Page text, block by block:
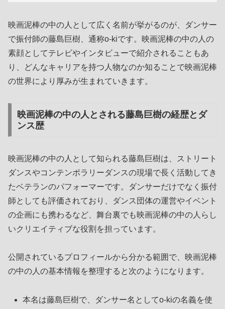
映画泥棒の中の人として広く名前が挙がるのが、ダンサー
で振付師の藤島巨樹、通称o-kiです。映画泥棒の中の人の
素顔としてテレビやインタビューで紹介されることもあ
り、どんなキャリアを持つ人物なのか知ることで映画泥棒
の世界により厚みが生まれていきます。
映画泥棒の中の人とされる藤島巨樹の経歴とダ
ンス歴
映画泥棒の中の人として知られる藤島巨樹は、ストリート
ダンスやコンテンポラリーダンスの現場で長く活動してき
たベテランのパフォーマーです。ダンサーだけでなく振付
師としても評価されており、ダンス団体の運営やイベント
の企画にも携わるなど、舞台裏でも映画泥棒の中の人らし
いクリエイティブな役割を担っています。
公開されているプロフィールから分かる範囲で、映画泥棒
の中の人の基本情報を整理すると次のようになります。
本名は藤島巨樹で、ダンサー名としてo-kiの名義を使